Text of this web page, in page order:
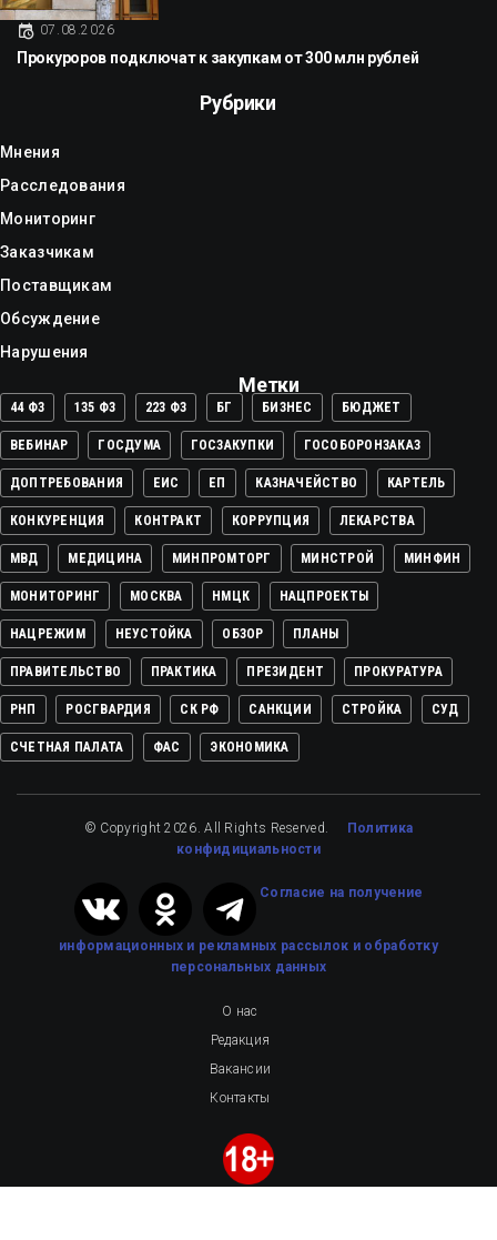
07.08.2026
Прокуроров подключат к закупкам от 300 млн рублей
Рубрики
Мнения
Расследования
Мониторинг
Заказчикам
Поставщикам
Обсуждение
Нарушения
Метки
44 ФЗ 135 ФЗ 223 ФЗ БГ БИЗНЕС БЮДЖЕТ
ВЕБИНАР ГОСДУМА ГОСЗАКУПКИ ГОСОБОРОНЗАКАЗ
ДОПТРЕБОВАНИЯ ЕИС ЕП КАЗНАЧЕЙСТВО КАРТЕЛЬ
КОНКУРЕНЦИЯ КОНТРАКТ КОРРУПЦИЯ ЛЕКАРСТВА
МВД МЕДИЦИНА МИНПРОМТОРГ МИНСТРОЙ МИНФИН
МОНИТОРИНГ МОСКВА НМЦК НАЦПРОЕКТЫ
НАЦРЕЖИМ НЕУСТОЙКА ОБЗОР ПЛАНЫ
ПРАВИТЕЛЬСТВО ПРАКТИКА ПРЕЗИДЕНТ ПРОКУРАТУРА
РНП РОСГВАРДИЯ СК РФ САНКЦИИ СТРОЙКА СУД
СЧЕТНАЯ ПАЛАТА ФАС ЭКОНОМИКА
© Copyright 2026. All Rights Reserved. Политика
конфидициальности
Cогласие на получение
информационных и рекламных рассылок и обработку
персональных данных
О нас
Редакция
Вакансии
Контакты